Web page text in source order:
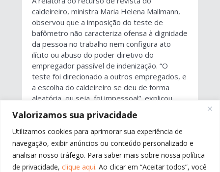
Valorizamos sua privacidade
Utilizamos cookies para aprimorar sua experiência de
navegação, exibir anúncios ou conteúdo personalizado e
analisar nosso tráfego. Para saber mais sobre nossa política
de privacidade, clique aqui. Ao clicar em “Aceitar todos”, você
caldeireiro, ministra Maria Helena Mallmann,
observou que a imposição do teste de
bafômetro não caracteriza ofensa à dignidade
da pessoa no trabalho nem configura ato
ilícito ou abuso do poder diretivo do
empregador passível de indenização. “O
teste foi direcionado a outros empregados, e
a escolha do caldeireiro se deu de forma
aleatória, ou seja, foi impessoal”, explicou.
(DA/CF)
Processo: RR-11276-14.2015.5.03.0060